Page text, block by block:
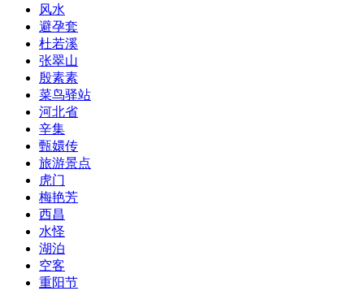
风水
​避孕套
杜若溪
​张翠山
殷素素
​菜鸟驿站
河北省
​辛集
甄嬛传
旅游景点
​虎门
​梅艳芳
​西昌
水怪
湖泊
​空客
​重阳节